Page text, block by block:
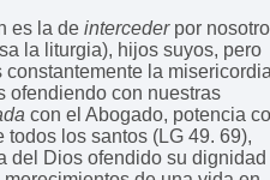
es la de intercederpor
la liturgia), hijos suyos, pero
la
ofendiendo con nuestras
con el Abogado, potencia
los santos (LG 49. 69),
del Dios ofendido su dignidad